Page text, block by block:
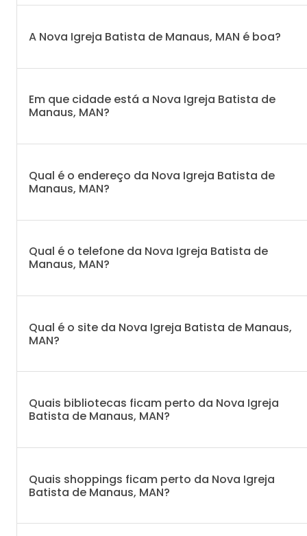
A Nova Igreja Batista de Manaus, MAN é boa?
Em que cidade está a Nova Igreja Batista de
Manaus, MAN?
Qual é o endereço da Nova Igreja Batista de
Manaus, MAN?
Qual é o telefone da Nova Igreja Batista de
Manaus, MAN?
Qual é o site da Nova Igreja Batista de Manaus,
MAN?
Quais bibliotecas ficam perto da Nova Igreja
Batista de Manaus, MAN?
Quais shoppings ficam perto da Nova Igreja
Batista de Manaus, MAN?